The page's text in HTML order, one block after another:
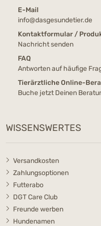
E-Mail
info@dasgesundetier.de
Kontaktformular /
Nachricht senden
FAQ
Antworten auf häufige
Tierärztliche Online-
Buche jetzt Deinen
WISSENSWERTES
Versandkosten
Zahlungsoptionen
Futterabo
DGT Care Club
Freunde werben
Hundenamen